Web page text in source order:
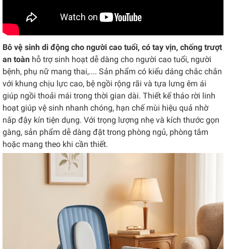
Bô vệ sinh di động cho người cao tuổi, có tay vịn, chống trượt
an toàn hỗ trợ sinh hoạt dễ dàng cho người cao tuổi, người
bệnh, phụ nữ mang thai,.... Sản phẩm có kiểu dáng chắc chắn
với khung chịu lực cao, bệ ngồi rộng rãi và tựa lưng êm ái
giúp ngồi thoải mái trong thời gian dài. Thiết kế tháo rời linh
hoạt giúp vệ sinh nhanh chóng, hạn chế mùi hiệu quả nhờ
nắp đậy kín tiện dụng. Với trọng lượng nhẹ và kích thước gọn
gàng, sản phẩm dễ dàng đặt trong phòng ngủ, phòng tắm
hoặc mang theo khi cần thiết.